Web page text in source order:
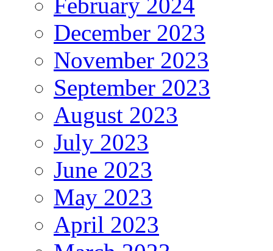
February 2024
December 2023
November 2023
September 2023
August 2023
July 2023
June 2023
May 2023
April 2023